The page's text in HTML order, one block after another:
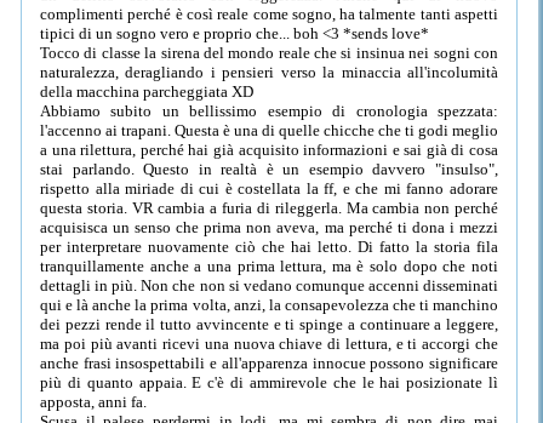
complimenti perché è così reale come sogno, ha talmente tanti aspetti
tipici di un sogno vero e proprio che... boh <3 *sends love*
Tocco di classe la sirena del mondo reale che si insinua nei sogni con
naturalezza, deragliando i pensieri verso la minaccia all'incolumità
della macchina parcheggiata XD
Abbiamo subito un bellissimo esempio di cronologia spezzata:
l'accenno ai trapani. Questa è una di quelle chicche che ti godi meglio
a una rilettura, perché hai già acquisito informazioni e sai già di cosa
stai parlando. Questo in realtà è un esempio davvero "insulso",
rispetto alla miriade di cui è costellata la ff, e che mi fanno adorare
questa storia. VR cambia a furia di rileggerla. Ma cambia non perché
acquisisca un senso che prima non aveva, ma perché ti dona i mezzi
per interpretare nuovamente ciò che hai letto. Di fatto la storia fila
tranquillamente anche a una prima lettura, ma è solo dopo che noti
dettagli in più. Non che non si vedano comunque accenni disseminati
qui e là anche la prima volta, anzi, la consapevolezza che ti manchino
dei pezzi rende il tutto avvincente e ti spinge a continuare a leggere,
ma poi più avanti ricevi una nuova chiave di lettura, e ti accorgi che
anche frasi insospettabili e all'apparenza innocue possono significare
più di quanto appaia. E c'è di ammirevole che le hai posizionate lì
apposta, anni fa.